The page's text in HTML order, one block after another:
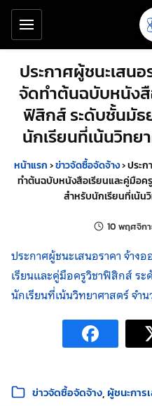
ข้ามไปยังเนื้อหาหลัก
เครื่องมือช่วยเหลือ
ประกาศผู้ชนะเสน
จัดทำต้นฉบับหนังสื
ฟิสิกส์ ระดับชั้นมัธ
นักเรียนที่เน้นวิทย
หน้าแรก›ข่าวจัดซื้อจัดจ้าง›ประก
ทำต้นฉบับหนังสือเรียนและคู่มือ
สำหรับนักเรียนที่เน้น
10 พฤศจิก
ประกาศผู้ชนะเสนอราคา จ้า
เรียนและคู่มือครูวิชาฟิสิกส์ ร
นักเรียนที่เน้นวิทยาศาสตร์ จำน
หมวดหมู่:
ข่าวจัดซื้อจัดจ้าง ผู้ชนะการ